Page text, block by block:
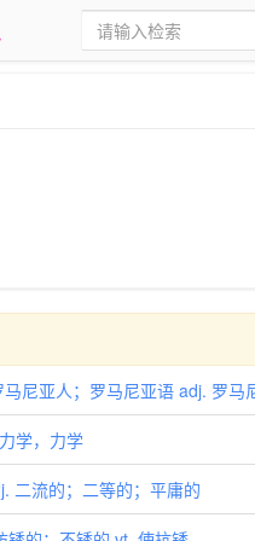
亚人；罗马尼亚语 adj. 罗马
，力学
流的；二等的；平庸的